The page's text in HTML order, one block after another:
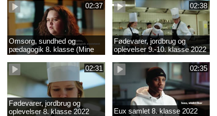
02:37
Omsorg, sundhed og
pædagogik 8. klasse (Mine
introkurser) 2022
02:38
Fødevarer, jordbrug og
oplevelser 9.-10. klasse 2022
02:31
Fødevarer, jordbrug og
oplevelser 8. klasse 2022
02:35
Eux samlet 8. klasse 2022